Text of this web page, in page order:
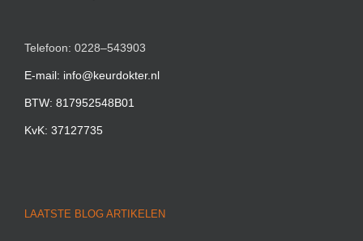
Telefoon: 0228–543903
E-mail: info@keurdokter.nl
BTW: 817952548B01
KvK: 37127735
LAATSTE BLOG ARTIKELEN